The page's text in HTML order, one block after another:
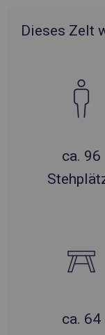
Dieses Zelt
ca. 96
ca. 64